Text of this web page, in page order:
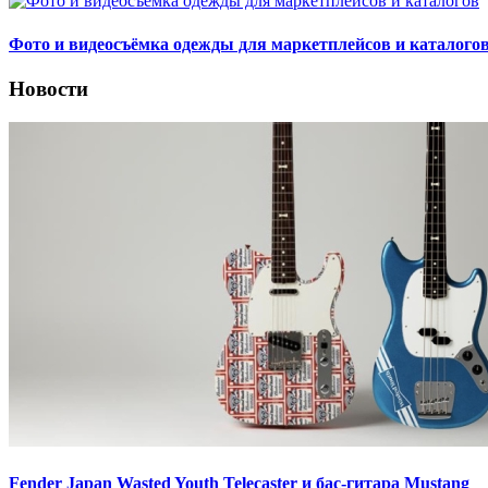
Фото и видеосъёмка одежды для маркетплейсов и
Новости
Fender Japan Wasted Youth Telecaster и бас-гитара Mustang